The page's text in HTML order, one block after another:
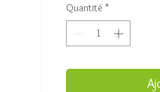
Quantité *